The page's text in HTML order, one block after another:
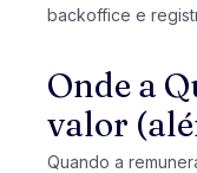
backoffice e
Onde a
valor
Quando a